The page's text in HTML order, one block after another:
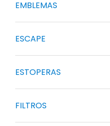
EMBLEMAS
ESCAPE
ESTOPERAS
FILTROS